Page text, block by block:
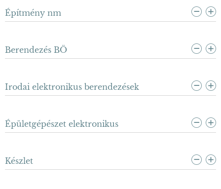
Építmény nm
Berendezés BÖ
Irodai elektronikus berendezések
Épületgépészet elektronikus
Készlet